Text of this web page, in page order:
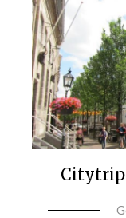
Citytrip